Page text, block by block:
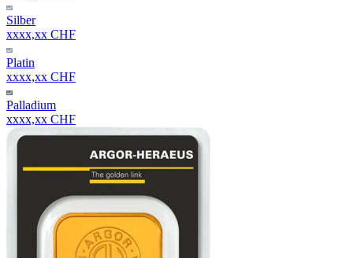
Silber
xxxx,xx CHF
Platin
xxxx,xx CHF
Palladium
xxxx,xx CHF